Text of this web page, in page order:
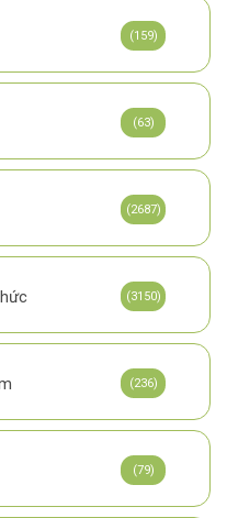
(159)
(63)
(2687)
(3150)
(236)
(79)